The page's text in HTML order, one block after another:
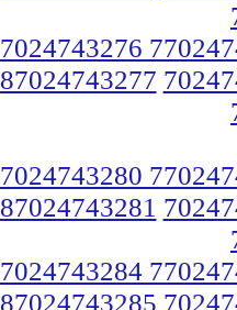
7024743276
87024743277
7024743280
87024743281
7024743284
87024743285